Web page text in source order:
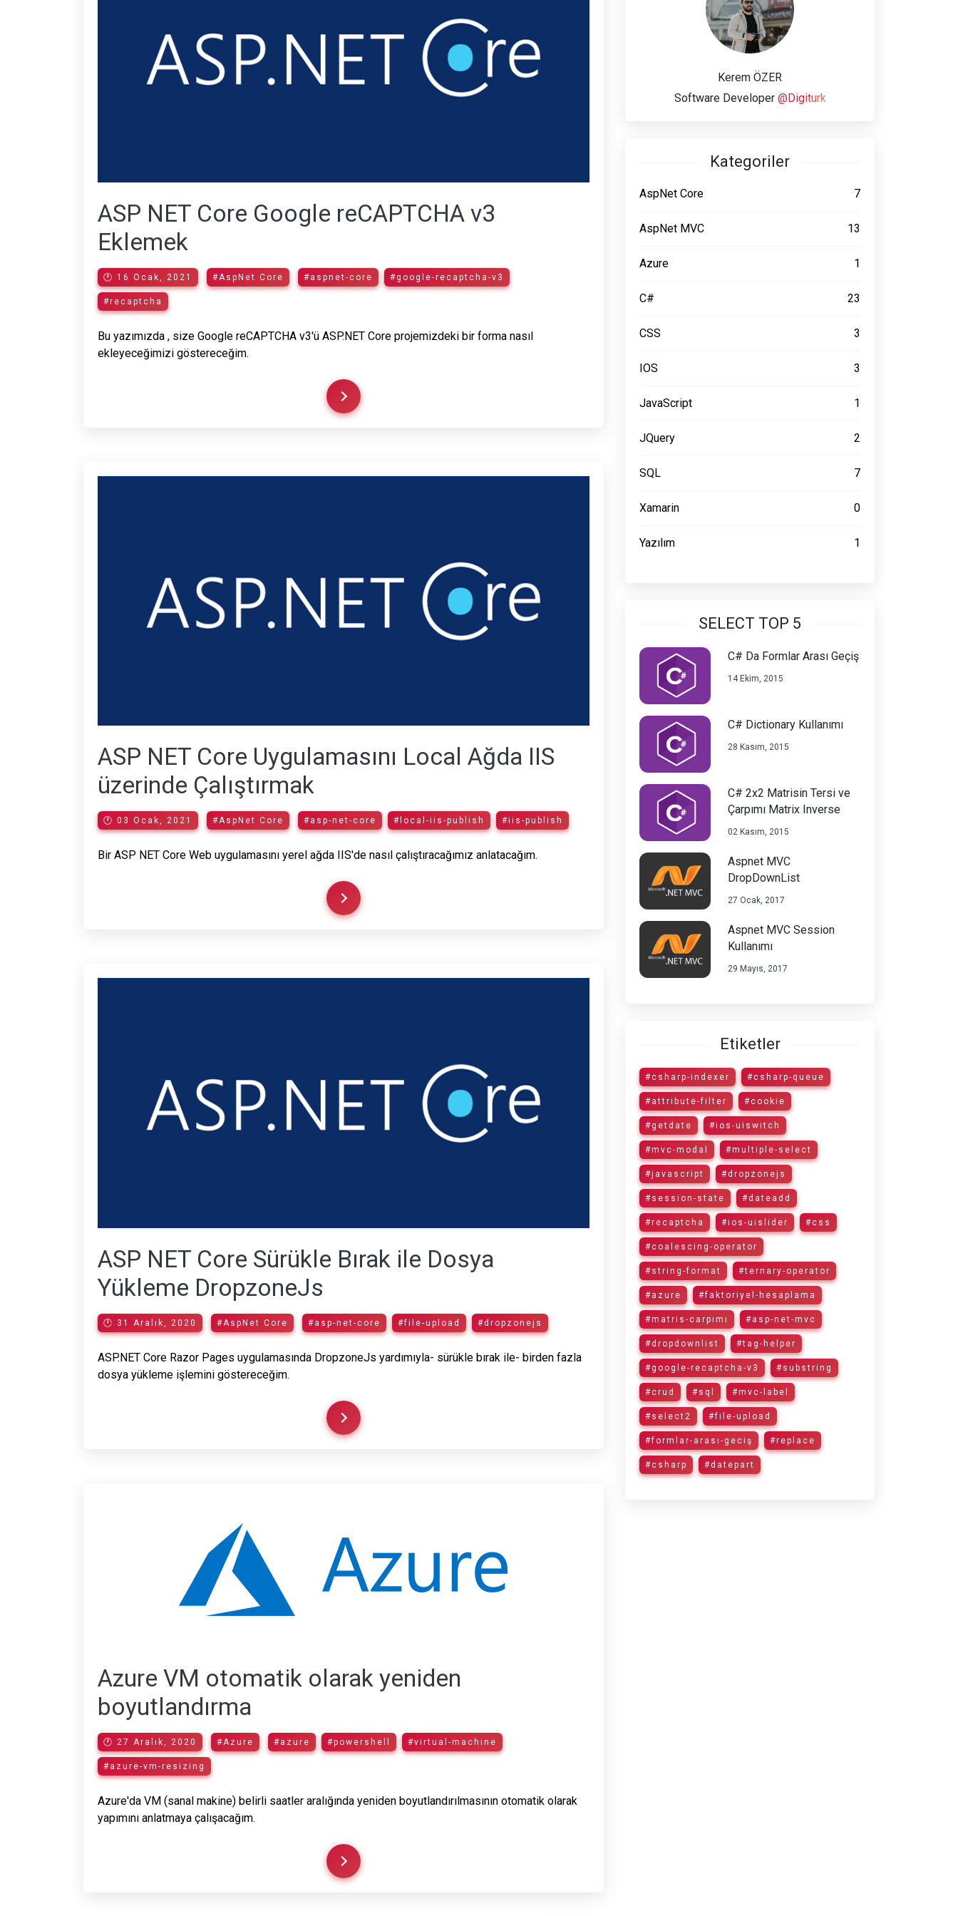
ASP NET Core Google reCAPTCHA v3
Eklemek
🕐 16 Ocak, 2021 #AspNet Core #aspnet-core #google-recaptcha-v3
#recaptcha
Bu yazımızda , size Google reCAPTCHA v3'ü ASP.NET Core projemizdeki bir forma nasıl
ekleyeceğimizi göstereceğim.
ASP NET Core Uygulamasını Local Ağda IIS
üzerinde Çalıştırmak
🕐 03 Ocak, 2021 #AspNet Core #asp-net-core #local-iis-publish #iis-publish
Bir ASP NET Core Web uygulamasını yerel ağda IIS'de nasıl çalıştıracağımız anlatacağım.
ASP NET Core Sürükle Bırak ile Dosya
Yükleme DropzoneJs
🕐 31 Aralık, 2020 #AspNet Core #asp-net-core #file-upload #dropzonejs
ASP.NET Core Razor Pages uygulamasında DropzoneJs yardımıyla- sürükle bırak ile- birden fazla
dosya yükleme işlemini göstereceğim.
Azure VM otomatik olarak yeniden
boyutlandırma
🕐 27 Aralık, 2020 #Azure #azure #powershell #virtual-machine
#azure-vm-resizing
Azure'da VM (sanal makine) belirli saatler aralığında yeniden boyutlandırılmasının otomatik olarak
yapımını anlatmaya çalışacağım.
Kerem ÖZER
Software Developer @Digiturk
Kategoriler
AspNet Core 7
AspNet MVC 13
Azure 1
C# 23
CSS 3
IOS 3
JavaScript 1
JQuery 2
SQL 7
Xamarin 0
Yazılım 1
SELECT TOP 5
C# Da Formlar Arası Geçiş
14 Ekim, 2015
C# Dictionary Kullanımı
28 Kasım, 2015
C# 2x2 Matrisin Tersi ve
Çarpımı Matrix Inverse
02 Kasım, 2015
Aspnet MVC
DropDownList
27 Ocak, 2017
Aspnet MVC Session
Kullanımı
29 Mayıs, 2017
Etiketler
#csharp-indexer #csharp-queue
#attribute-filter #cookie
#getdate #ios-uiswitch
#mvc-modal #multiple-select
#javascript #dropzonejs
#session-state #dateadd
#recaptcha #ios-uislider #css
#coalescing-operator
#string-format #ternary-operator
#azure #faktoriyel-hesaplama
#matris-carpımı #asp-net-mvc
#dropdownlist #tag-helper
#google-recaptcha-v3 #substring
#crud #sql #mvc-label
#select2 #file-upload
#formlar-arası-geciş #replace
#csharp #datepart